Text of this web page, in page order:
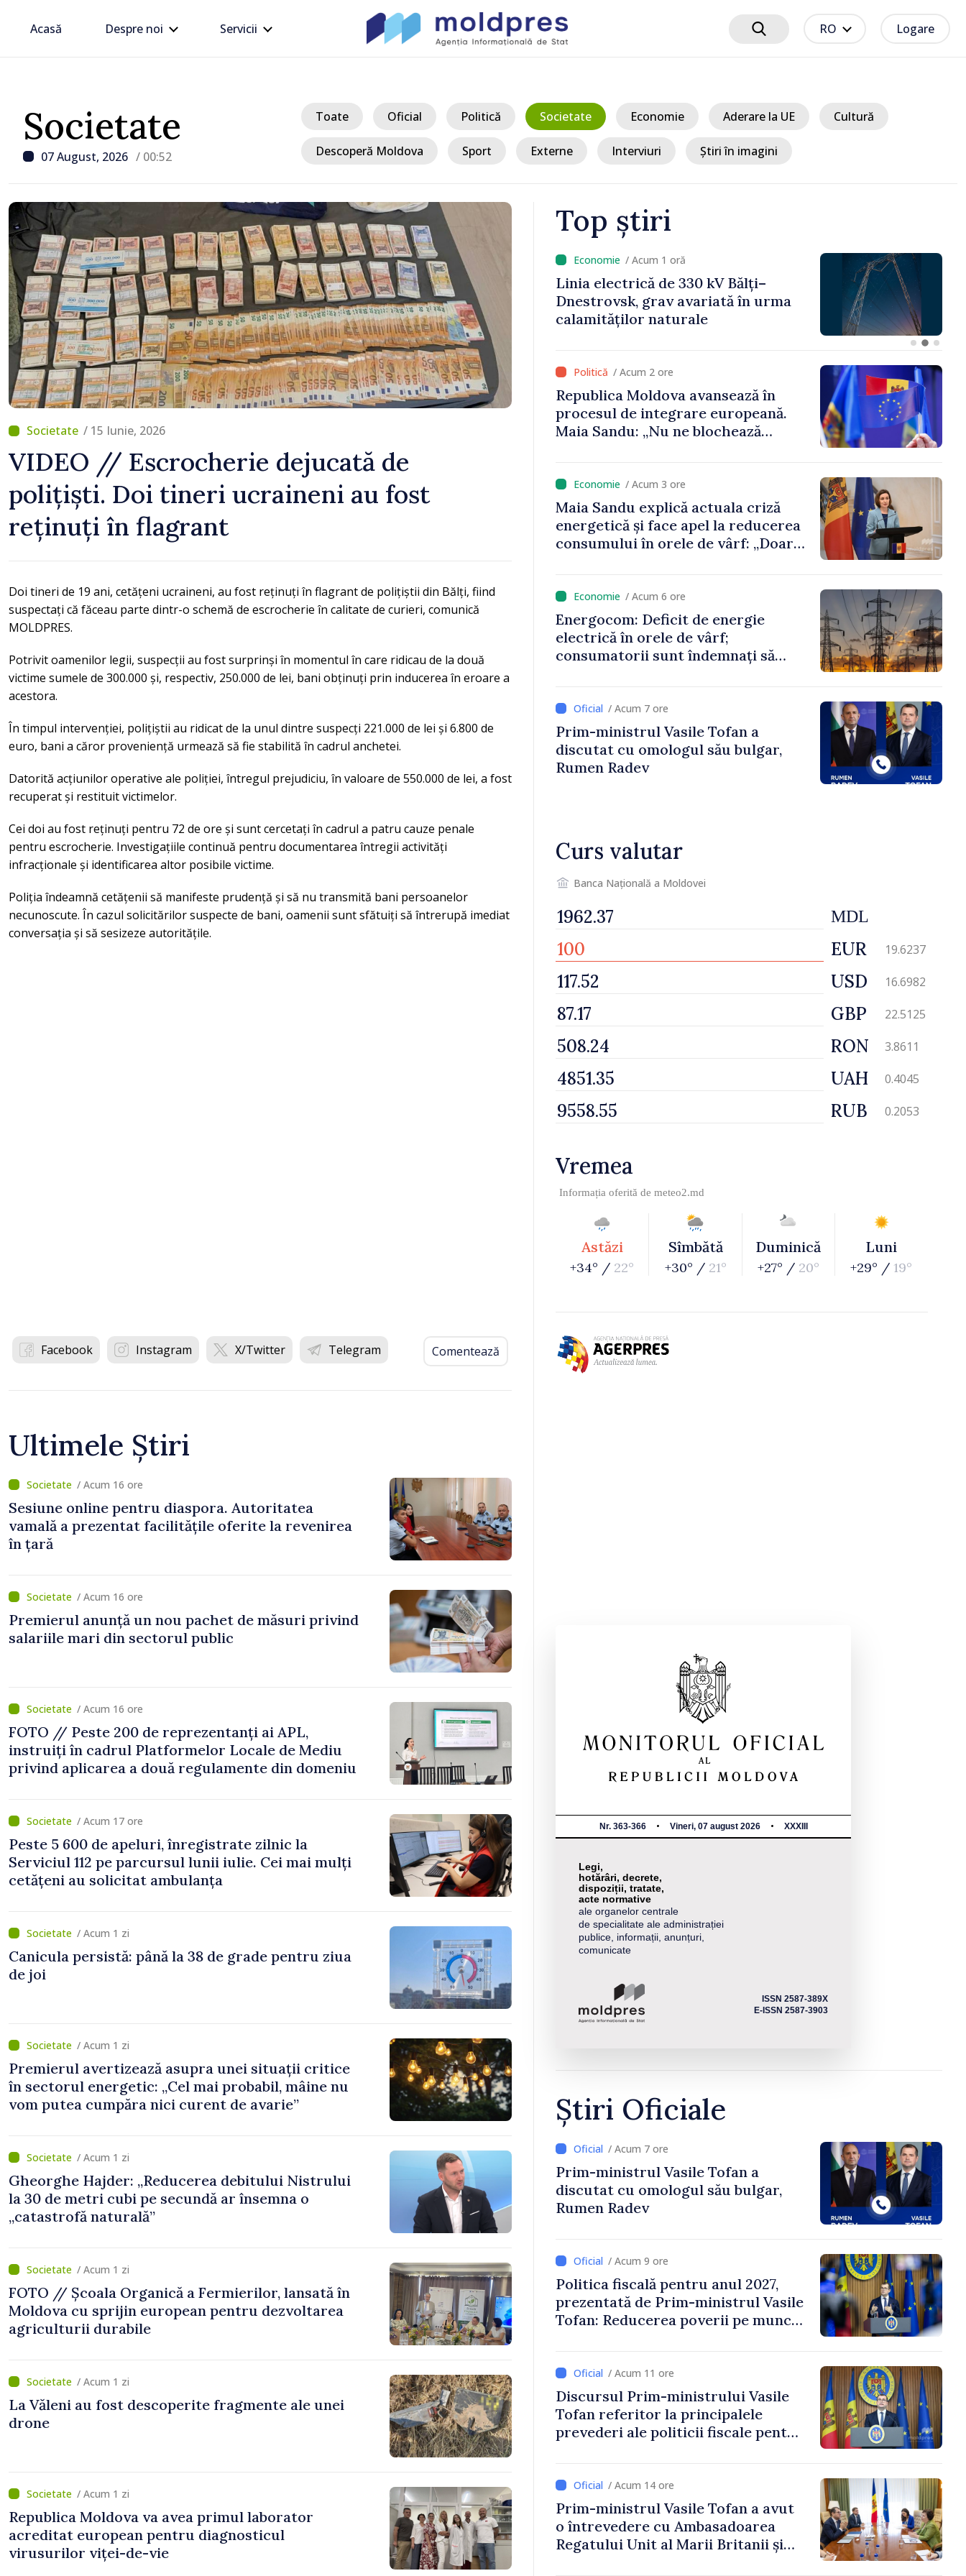
Acasă Despre noi Servicii RO Logare
Societate
07 August, 2026 / 00:52
Toate Oficial Politică Societate Economie Aderare la UE Cultură
Descoperă Moldova Sport Externe Interviuri Știri în imagini
/ 15 Iunie, 2026
VIDEO // Escrocherie dejucată de
polițiști. Doi tineri ucraineni au fost
reținuți în flagrant
Doi tineri de 19 ani, cetățeni ucraineni, au fost reținuți în flagrant de polițiștii din Bălți, fiind
suspectați că făceau parte dintr-o schemă de escrocherie în calitate de curieri, comunică
MOLDPRES.
Potrivit oamenilor legii, suspecții au fost surprinși în momentul în care ridicau de la două
victime sumele de 300.000 și, respectiv, 250.000 de lei, bani obținuți prin inducerea în eroare a
acestora.
În timpul intervenției, polițiștii au ridicat de la unul dintre suspecți 221.000 de lei și 6.800 de
euro, bani a căror proveniență urmează să fie stabilită în cadrul anchetei.
Datorită acțiunilor operative ale poliției, întregul prejudiciu, în valoare de 550.000 de lei, a fost
recuperat și restituit victimelor.
Cei doi au fost reținuți pentru 72 de ore și sunt cercetați în cadrul a patru cauze penale
pentru escrocherie. Investigațiile continuă pentru documentarea întregii activități
infracționale și identificarea altor posibile victime.
Poliția îndeamnă cetățenii să manifeste prudență și să nu transmită bani persoanelor
necunoscute. În cazul solicitărilor suspecte de bani, oamenii sunt sfătuiți să întrerupă imediat
conversația și să sesizeze autoritățile.
Facebook Instagram X/Twitter Telegram Comentează
Ultimele Știri
/ Acum 16 ore
Sesiune online pentru diaspora. Autoritatea
vamală a prezentat facilitățile oferite la revenirea
în țară
/ Acum 16 ore
Premierul anunță un nou pachet de măsuri privind
salariile mari din sectorul public
/ Acum 16 ore
FOTO // Peste 200 de reprezentanți ai APL,
instruiți în cadrul Platformelor Locale de Mediu
privind aplicarea a două regulamente din domeniu
/ Acum 17 ore
Peste 5 600 de apeluri, înregistrate zilnic la
Serviciul 112 pe parcursul lunii iulie. Cei mai mulți
cetățeni au solicitat ambulanța
/ Acum 1 zi
Canicula persistă: până la 38 de grade pentru ziua
de joi
/ Acum 1 zi
Premierul avertizează asupra unei situații critice
în sectorul energetic: „Cel mai probabil, mâine nu
vom putea cumpăra nici curent de avarie”
/ Acum 1 zi
Gheorghe Hajder: „Reducerea debitului Nistrului
la 30 de metri cubi pe secundă ar însemna o
„catastrofă naturală”
/ Acum 1 zi
FOTO // Școala Organică a Fermierilor, lansată în
Moldova cu sprijin european pentru dezvoltarea
agriculturii durabile
/ Acum 1 zi
La Văleni au fost descoperite fragmente ale unei
drone
/ Acum 1 zi
Republica Moldova va avea primul laborator
acreditat european pentru diagnosticul
virusurilor viței-de-vie
Top știri
a Găgăuziei
mandat deplin.
„Alegerile
/ Acum 1 oră
Linia electrică de 330 kV Bălți–
Dnestrovsk, grav avariată în urma
calamităților naturale
Sancțiuni disciplinare după vizita
delegației talibanilor în Republica
Moldova. Maia Sandu: „Este rușinos
că oameni cu funcții înalte nu
/ Acum 2 ore
Republica Moldova avansează în
procesul de integrare europeană.
Maia Sandu: „Nu ne blochează
/ Acum 3 ore
Maia Sandu explică actuala criză
energetică și face apel la reducerea
consumului în orele de vârf: „Doar
/ Acum 6 ore
Energocom: Deficit de energie
electrică în orele de vârf;
consumatorii sunt îndemnați să
/ Acum 7 ore
Prim-ministrul Vasile Tofan a
discutat cu omologul său bulgar,
Rumen Radev
Curs valutar
Banca Națională a Moldovei
MDL
EUR 19.6237
USD 16.6982
GBP 22.5125
RON 3.8611
UAH 0.4045
RUB 0.2053
Vremea
Informația oferită de meteo2.md
Astăzi
+34° / 22°
Sîmbătă
+30° / 21°
Duminică
+27° / 20°
Luni
+29° / 19°
Nr. 363-366 Vineri, 07 august 2026 XXXIII
Legi,
hotărâri, decrete,
dispoziții, tratate,
acte normative
ale organelor centrale
de specialitate ale administrației
publice, informații, anunțuri,
comunicate
ISSN 2587-389X
E-ISSN 2587-3903
Știri Oficiale
/ Acum 7 ore
Prim-ministrul Vasile Tofan a
discutat cu omologul său bulgar,
Rumen Radev
/ Acum 9 ore
Politica fiscală pentru anul 2027,
prezentată de Prim-ministrul Vasile
Tofan: Reducerea poverii pe muncă,
/ Acum 11 ore
Discursul Prim-ministrului Vasile
Tofan referitor la principalele
prevederi ale politicii fiscale pentru
/ Acum 14 ore
Prim-ministrul Vasile Tofan a avut
o întrevedere cu Ambasadoarea
Regatului Unit al Marii Britanii și